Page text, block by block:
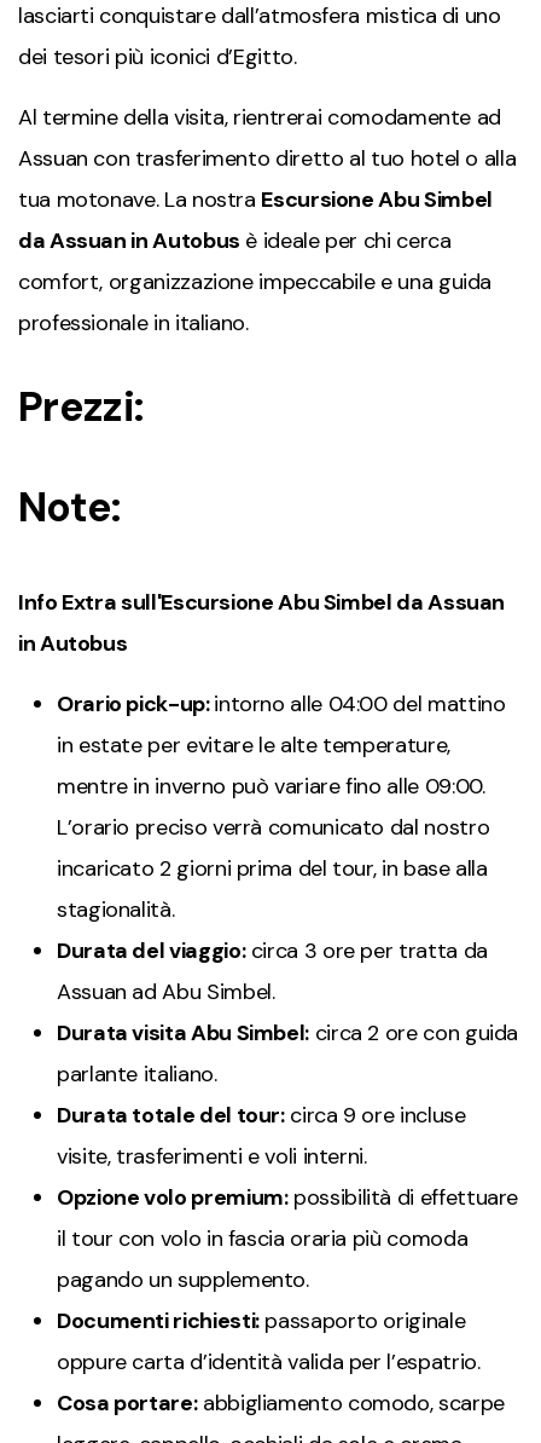
lasciarti conquistare dall’atmosfera mistica di uno
dei tesori più iconici d’Egitto.
Al termine della visita, rientrerai comodamente ad
Assuan con trasferimento diretto al tuo hotel o alla
tua motonave. La nostra Escursione Abu Simbel
da Assuan in Autobus è ideale per chi cerca
comfort, organizzazione impeccabile e una guida
professionale in italiano.
Prezzi:
Note:
Info Extra sull'Escursione Abu Simbel da Assuan
in Autobus
Orario pick-up:intorno alle 04:00 del mattino
in estate per evitare le alte temperature,
mentre in inverno può variare fino alle 09:00.
L’orario preciso verrà comunicato dal nostro
incaricato 2 giorni prima del tour, in base alla
stagionalità.
Durata del viaggio:circa 3 ore per tratta da
Assuan ad Abu Simbel.
Durata visita Abu Simbel: circa 2 ore con guida
parlante italiano.
Durata totale del tour:circa 9 ore incluse
visite, trasferimenti e voli interni.
Opzione volo premium:possibilità di effettuare
il tour con volo in fascia oraria più comoda
pagando un supplemento.
Documenti richiesti:passaporto originale
oppure carta d’identità valida per l’espatrio.
Cosa portare:abbigliamento comodo, scarpe